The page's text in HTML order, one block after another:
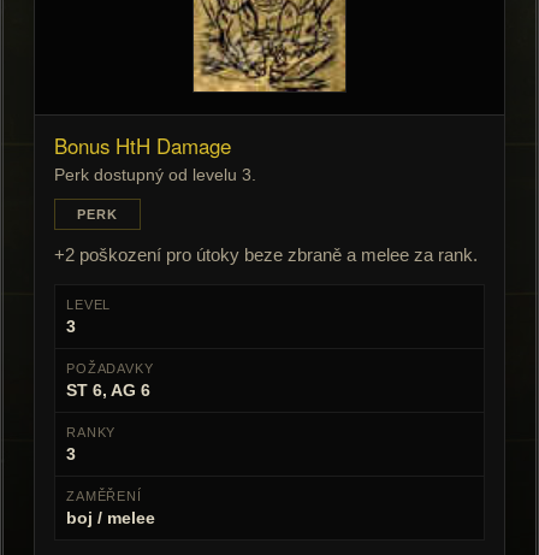
Bonus HtH Damage
Perk dostupný od levelu 3.
PERK
+2 poškození pro útoky beze zbraně a melee za rank.
LEVEL
3
POŽADAVKY
ST 6, AG 6
RANKY
3
ZAMĚŘENÍ
boj / melee